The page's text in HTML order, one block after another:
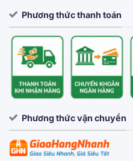
Phương thức thanh toán
Phương thức vận chuyển